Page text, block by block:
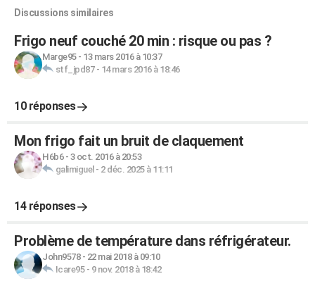
Discussions similaires
Frigo neuf couché 20 min : risque ou pas ?
Marge95- 13 mars 2016 à 10:37
stf_jpd87- 14 mars 2016 à 18:46
10 réponses
Mon frigo fait un bruit de claquement
H6b6- 3 oct. 2016 à 20:53
galimiguel - 2 déc. 2025 à 11:11
14 réponses
Problème de température dans réfrigérateur.
John9578- 22 mai 2018 à 09:10
Icare95- 9 nov. 2018 à 18:42